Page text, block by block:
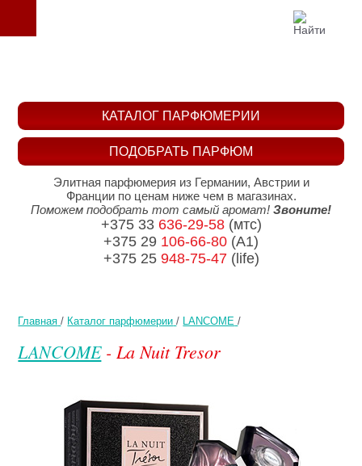
Главная / Каталог парфюмерии / LANCOME /
LANCOME- La Nuit Tresor
ПОДОБРАТЬ ПАРФЮМ
КАТАЛОГ ПАРФЮМЕРИИ
Элитная парфюмерия из Германии, Австрии и
Франции по ценам ниже чем в магазинах.
Поможем подобрать тот самый аромат! Звоните!
+375 33 636-29-58(мтс)
+375 29 106-66-80 (A1)
+375 25 948-75-47(life)